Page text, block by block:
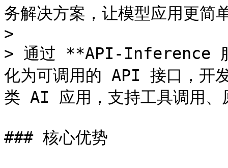
务解决方案，让模型应用更简
>
> 通过 **API-Inference 服
化为可调用的 API 接口，开
类 AI 应用，支持工具调用、
### 核心优势